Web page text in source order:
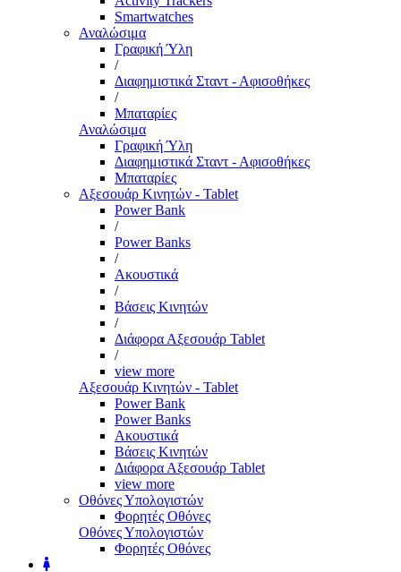
Smartwatches
Αναλώσιμα
Γραφική Ύλη
/
Διαφημιστικά Σταντ - Αφισοθήκες
/
Μπαταρίες
Αναλώσιμα
Γραφική Ύλη
Διαφημιστικά Σταντ - Αφισοθήκες
Μπαταρίες
Αξεσουάρ Κινητών - Tablet
Power Bank
/
Power Banks
/
Ακουστικά
/
Βάσεις Κινητών
/
Διάφορα Αξεσουάρ Tablet
/
view more
Αξεσουάρ Κινητών - Tablet
Power Bank
Power Banks
Ακουστικά
Βάσεις Κινητών
Διάφορα Αξεσουάρ Tablet
view more
Οθόνες Υπολογιστών
Φορητές Οθόνες
Οθόνες Υπολογιστών
Φορητές Οθόνες